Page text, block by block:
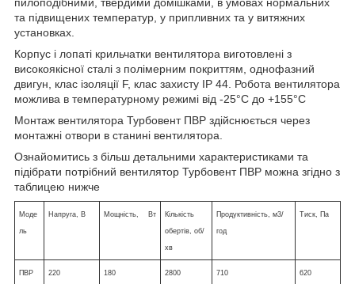
та підвищених температур, у припливних та у витяжних
установках.
Корпус і лопаті крильчатки вентилятора виготовлені з
високоякісної сталі з полімерним покриттям, однофазний
двигун, клас ізоляції F, клас захисту IP 44. Робота вентилятора
можлива в температурному режимі від -25°С до +155°С
Монтаж вентилятора Турбовент ПВР здійснюється через
монтажні отвори в станині вентилятора.
Ознайомитись з більш детальними характеристиками та
підібрати потрібний вентилятор Турбовент ПВР можна згідно з
таблицею нижче
Моде
ль
Напруга, В Мощність, Вт Кількість
обертів, об/
хв
Продуктивність, м3/
год
Тиск, Па
ПВР 220 180 2800 710 620